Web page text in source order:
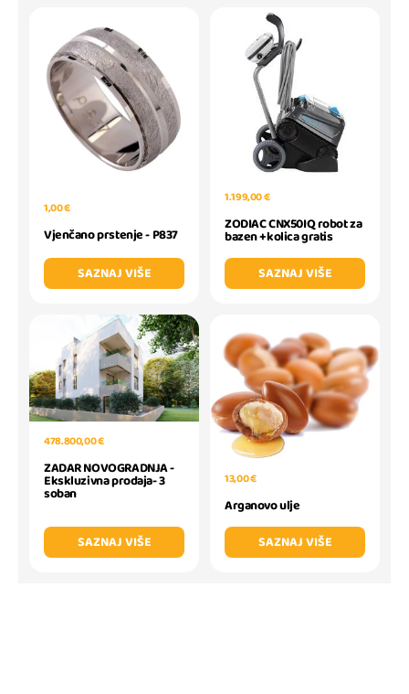
1,00 €
Vjenčano prstenje - P837
SAZNAJ VIŠE
1.199,00 €
ZODIAC CNX50IQ robot za
bazen +kolica gratis
SAZNAJ VIŠE
478.800,00 €
ZADAR NOVOGRADNJA -
Ekskluzivna prodaja- 3
soban
SAZNAJ VIŠE
13,00 €
Arganovo ulje
SAZNAJ VIŠE